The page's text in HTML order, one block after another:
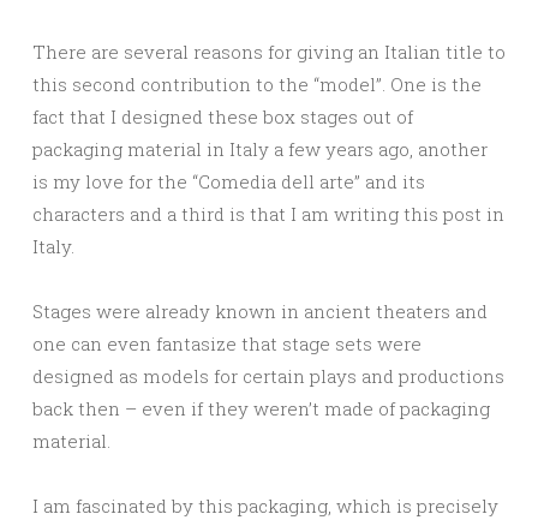
There are several reasons for giving an Italian title to
this second contribution to the “model”. One is the
fact that I designed these box stages out of
packaging material in Italy a few years ago, another
is my love for the “Comedia dell arte” and its
characters and a third is that I am writing this post in
Italy.
Stages were already known in ancient theaters and
one can even fantasize that stage sets were
designed as models for certain plays and productions
back then – even if they weren’t made of packaging
material.
I am fascinated by this packaging, which is precisely